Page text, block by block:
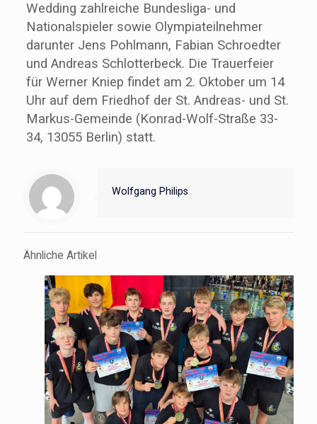
Wedding zahlreiche Bundesliga- und
Nationalspieler sowie Olympiateilnehmer
darunter Jens Pohlmann, Fabian Schroedter
und Andreas Schlotterbeck. Die Trauerfeier
für Werner Kniep findet am 2. Oktober um 14
Uhr auf dem Friedhof der St. Andreas- und St.
Markus-Gemeinde (Konrad-Wolf-Straße 33-
34, 13055 Berlin) statt.
Wolfgang Philips
Ähnliche Artikel